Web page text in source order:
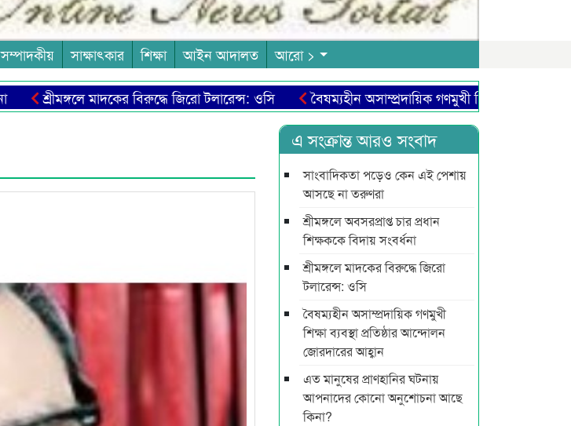
সম্পাদকীয় সাক্ষাৎকার শিক্ষা আইন আদালত আরো >
শ্রীমঙ্গলে মাদকের বিরুদ্ধে জিরো টলারেন্স: ওসি বৈষম্যহীন অসাম্প্রদায়িক গণমুখী শিক্ষা ব্যবস্থা
এ সংক্রান্ত আরও সংবাদ
সাংবাদিকতা পড়েও কেন এই পেশায়
আসছে না তরুণরা
শ্রীমঙ্গলে অবসরপ্রাপ্ত চার প্রধান
শিক্ষককে বিদায় সংবর্ধনা
শ্রীমঙ্গলে মাদকের বিরুদ্ধে জিরো
টলারেন্স: ওসি
বৈষম্যহীন অসাম্প্রদায়িক গণমুখী
শিক্ষা ব্যবস্থা প্রতিষ্ঠার আন্দোলন
জোরদারের আহ্বান
এত মানুষের প্রাণহানির ঘটনায়
আপনাদের কোনো অনুশোচনা আছে
কিনা?